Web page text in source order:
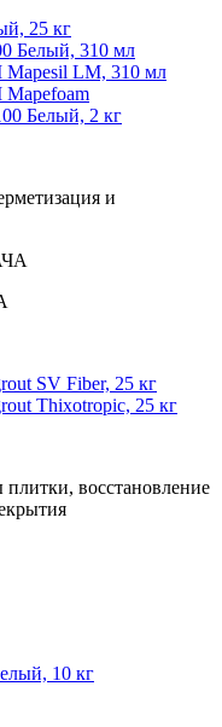
25 кг
Белый, 310 мл
LM, 310 мл
Белый, 2 кг
и
SV Fiber, 25 кг
Thixotropic, 25 кг
восстановление
10 кг